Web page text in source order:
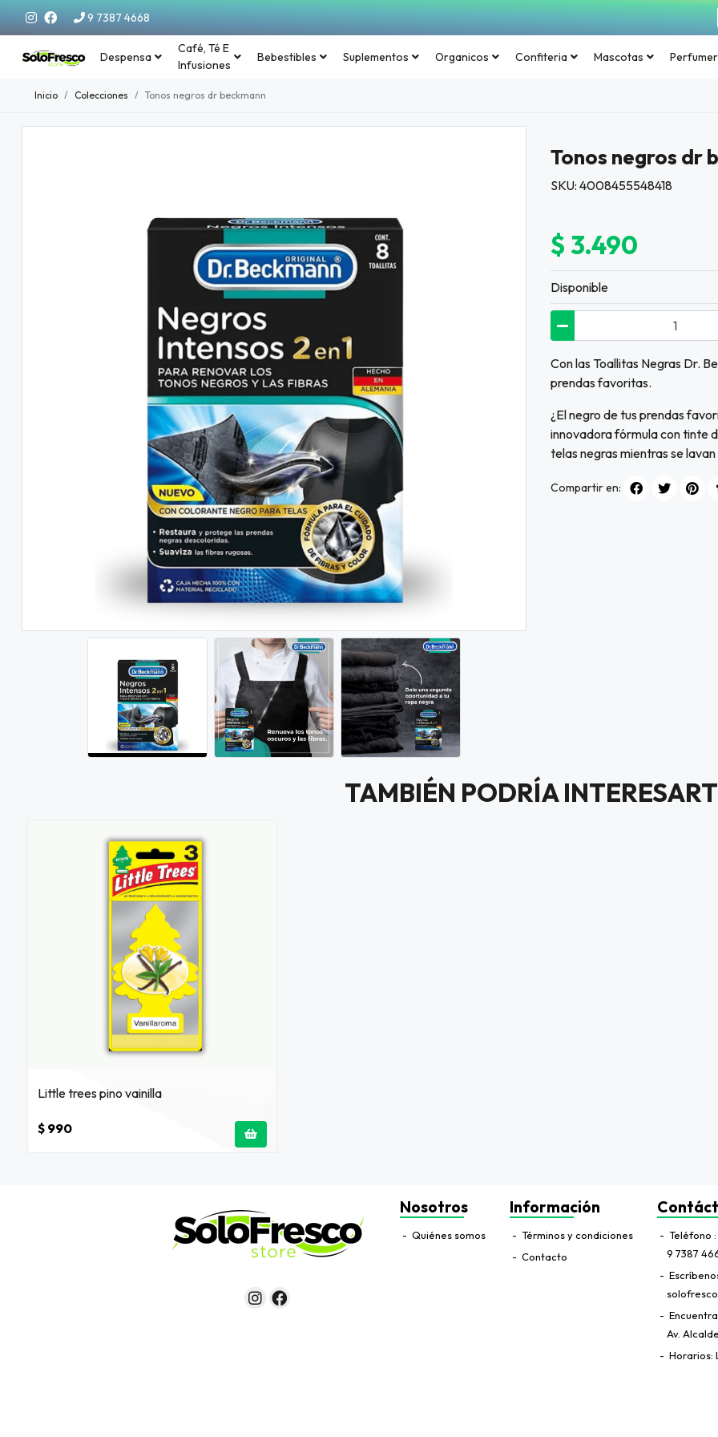
9 7387 4668
Despensa
Café, Té E
Infusiones
Bebestibles Suplementos Organicos Confiteria Mascotas
Inicio Colecciones Tonos negros dr beckmann
Tonos negros dr
SKU: 4008455548418
$ 3.490
Disponible
Con las Toallitas Negras Dr.
prendas favoritas.
¿El negro de tus prendas
innovadora fórmula con tinte
telas negras mientras se
Compartir en:
TAMBIÉN PODRÍA
Little trees pino vainilla
$ 990
Nosotros
Quiénes somos
Información
Términos y condiciones
Contacto
Teléfono
9 7387
Av.
Horarios: